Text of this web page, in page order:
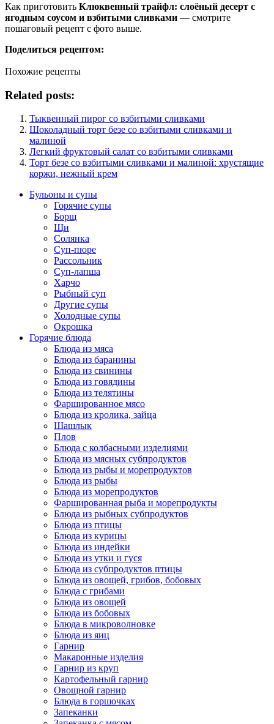
Как приготовить Клюквенный трайфл: слоёный десерт с
ягодным соусом и взбитыми сливками — смотрите
пошаговый рецепт с фото выше.
Поделиться рецептом:
Похожие рецепты
Related posts:
Тыквенный пирог со взбитыми сливками
Шоколадный торт безе со взбитыми сливками и
малиной
Легкий фруктовый салат со взбитыми сливками
Торт безе со взбитыми сливками и малиной: хрустящие
коржи, нежный крем
Бульоны и супы
Горячие супы
Борщ
Щи
Солянка
Суп-пюре
Рассольник
Суп-лапша
Харчо
Рыбный суп
Другие супы
Холодные супы
Окрошка
Горячие блюда
Блюда из мяса
Блюда из баранины
Блюда из свинины
Блюда из говядины
Блюда из телятины
Фаршированное мясо
Блюда из кролика, зайца
Шашлык
Плов
Блюда с колбасными изделиями
Блюда из мясных субпродуктов
Блюда из рыбы и морепродуктов
Блюда из рыбы
Блюда из морепродуктов
Фаршированная рыба и морепродукты
Блюда из рыбных субпродуктов
Блюда из птицы
Блюда из курицы
Блюда из индейки
Блюда из утки и гуся
Блюда из субпродуктов птицы
Блюда из овощей, грибов, бобовых
Блюда с грибами
Блюда из овощей
Блюда из бобовых
Блюда в микроволновке
Блюда из яиц
Гарнир
Макаронные изделия
Гарнир из круп
Картофельный гарнир
Овощной гарнир
Блюда в горшочках
Запеканки